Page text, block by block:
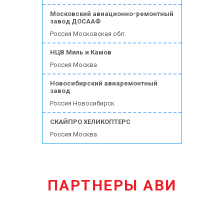
Московский авиационно-ремонтный
завод ДОСААФ
Россия Московская обл.
НЦВ Миль и Камов
Россия Москва
Новосибирский авиаремонтный
завод
Россия Новосибирск
СКАЙПРО ХЕЛИКОПТЕРС
Россия Москва
ПАРТНЕРЫ АВИ